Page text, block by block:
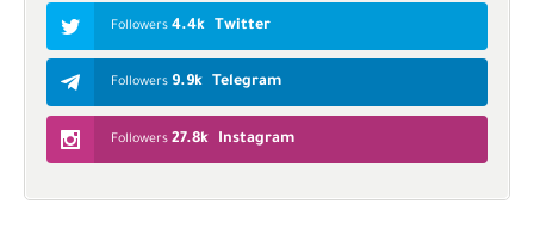
Twitter
4.4k
Followers
Telegram
9.9k
Followers
Instagram
27.8k
Followers